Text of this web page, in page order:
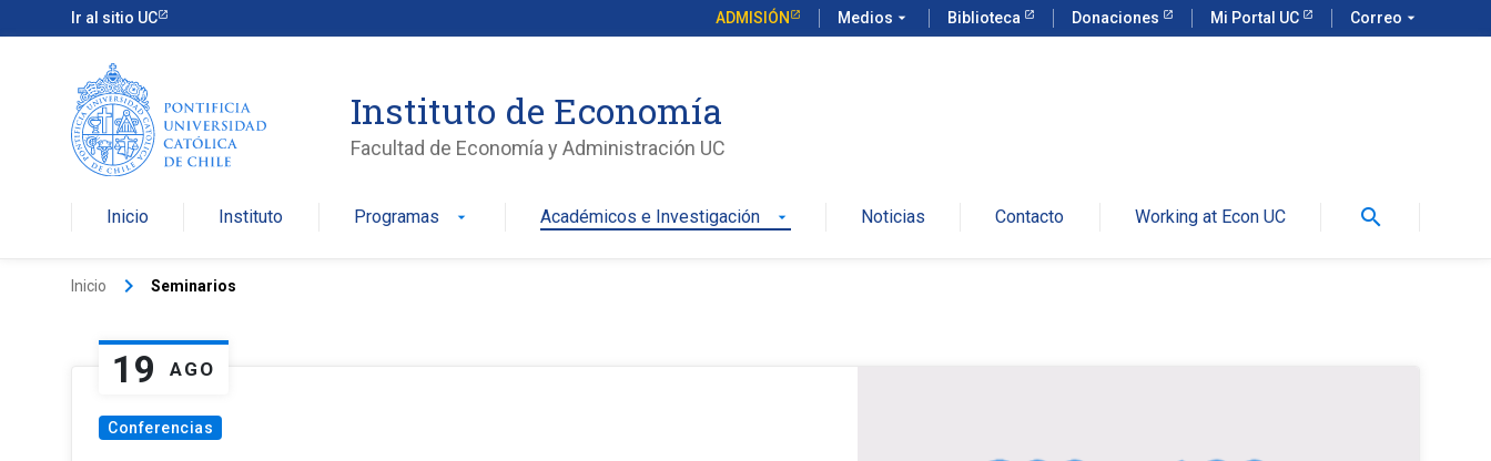
Ir al sitio UC ADMISIÓN Medios arrow_drop_down Biblioteca Donaciones Mi Portal UC Correo arrow_drop_down
Instituto de Economía
Facultad de Economía y Administración UC
Inicio Instituto Programas arrow_drop_down Académicos e Investigación arrow_drop_down Noticias Contacto Working at Econ UC search
Inicio keyboard_arrow_right Seminarios
19 AGO
Conferencias